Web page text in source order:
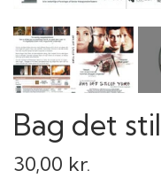
Bag det
30,00 kr.